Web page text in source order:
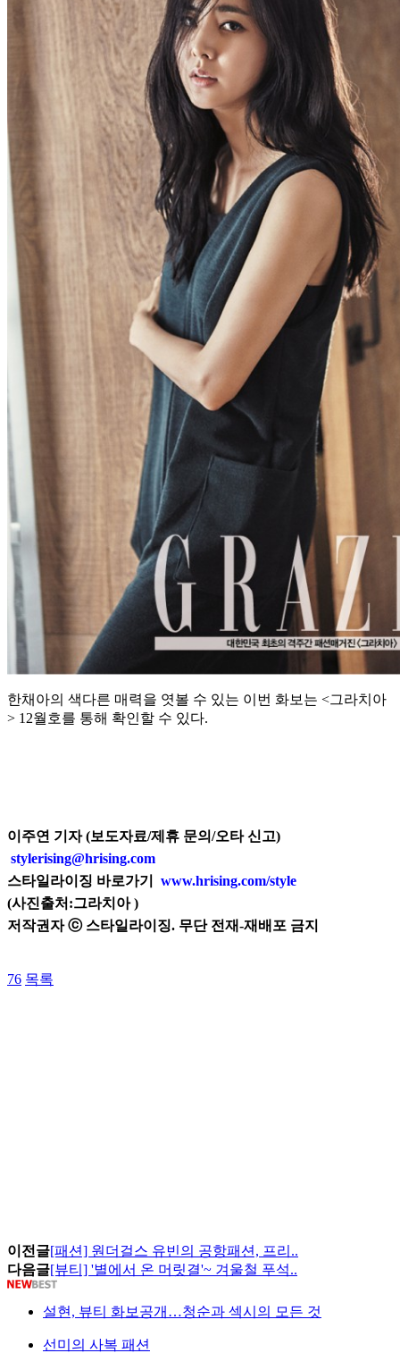
한채아의 색다른 매력을 엿볼 수 있는 이번 화보는 <그라치아
> 12월호를 통해 확인할 수 있다.
이주연 기자 (보도자료/제휴 문의/오타 신고)
stylerising@hrising.com
스타일라이징 바로가기 www.hrising.com/style
(사진출처:그라치아 )
저작권자 ⓒ 스타일라이징. 무단 전재-재배포 금지
76 목록
이전글[패션] 원더걸스 유빈의 공항패션, 프리..
다음글[뷰티] '별에서 온 머릿결'~ 겨울철 푸석..
설현, 뷰티 화보공개…청순과 섹시의 모든 것
선미의 사복 패션